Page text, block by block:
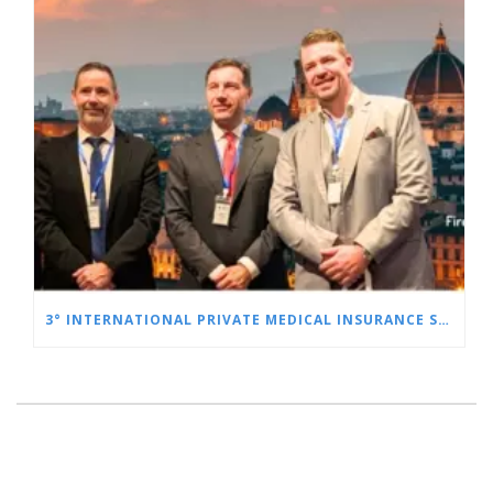
3° INTERNATIONAL PRIVATE MEDICAL INSURANCE SUMMIT: SUCCESSO A FIRENZE